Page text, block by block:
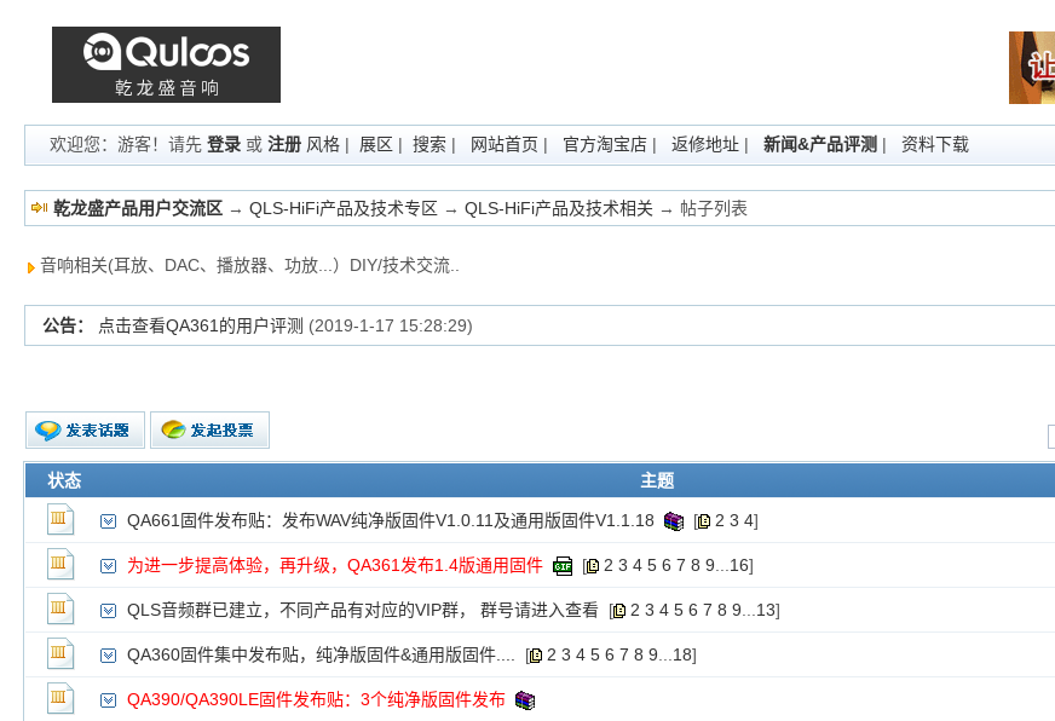
欢迎您：游客！请先登录 或注册 风格 | 展区 |搜索 | 网站首页 | 官方淘宝店 | 返修地址 | 新闻&产品评测 | 资料下载
乾龙盛产品用户交流区 →QLS-HiFi产品及技术专区 →QLS-HiFi产品及技术相关 → 帖子列表
音响相关(耳放、DAC、播放器、功放...）DIY/技术交流..
公告： QA390的用户评价，能搭哪些耳机? 声音怎么样？(2019-11-20 12:14:15)
新的主题
投票帖
交易帖
新小字报
状态 主题
QA661固件发布贴：发布WAV纯净版固件V1.0.11及通用版固件V1.1.18 [ 2 3 4]
为进一步提高体验，再升级，QA361发布1.4版通用固件
[ 2 3 4 5 6 7 8 9 16]
QLS音频群已建立，不同产品有对应的VIP群， 群号请进入查看 [ 2 3 4 5 6 7 8 9 13]
QA360固件集中发布贴，纯净版固件&通用版固件....
[ 2 3 4 5 6 7 8 9 18]
QA390/QA390LE固件发布贴：3个纯净版固件发布